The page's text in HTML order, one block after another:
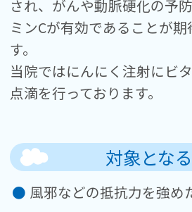
され、がんや動脈硬化の予
ミンCが有効であることが期
す。
当院ではにんにく注射にビタ
点滴を行っております。
対象とな
風邪などの抵抗力を強め